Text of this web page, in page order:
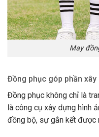
May
Đồng phục góp phần
Đồng phục không chỉ là
là công cụ xây dựng hình
đồng bộ, sự gắn kết được